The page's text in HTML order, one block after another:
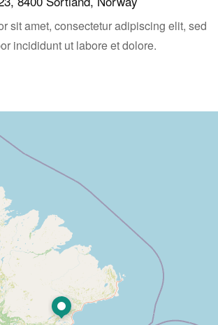
sit amet, consectetur adipiscing elit, sed
incididunt ut labore et dolore.